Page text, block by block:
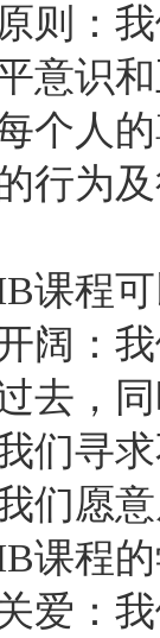
则：
意识
个人
行为
课程
阔：
去，
们寻
们愿
课程
爱：